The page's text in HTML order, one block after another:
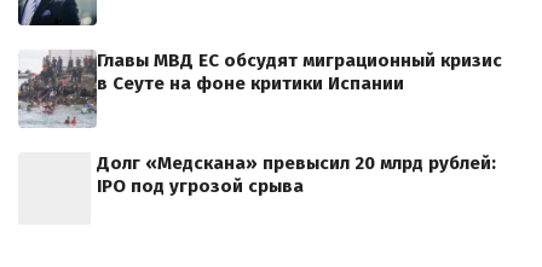
Главы МВД ЕС обсудят миграционный кризис
в Сеуте на фоне критики Испании
Долг «Медскана» превысил 20 млрд рублей:
IPO под угрозой срыва